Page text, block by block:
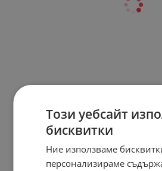
Този уебсайт
бисквитки
Ние използваме
персонализираме